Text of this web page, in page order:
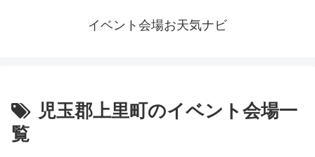
イベント会場お天気ナビ
児玉郡上里町のイベント会場一
覧